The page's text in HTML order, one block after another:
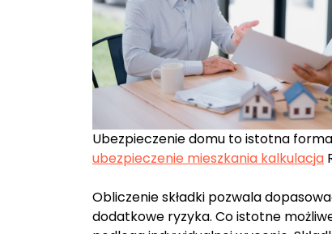
Ubezpieczenie domu to istotna
ubezpieczenie mieszkania kalkulacja
Obliczenie składki pozwala
dodatkowe ryzyka. Co istotne